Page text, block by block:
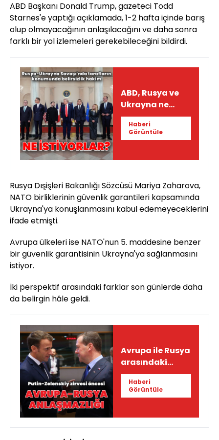
ABD Başkanı Donald Trump, gazeteci Todd
Starnes'e yaptığı açıklamada, 1-2 hafta içinde barış
olup olmayacağının anlaşılacağını ve daha sonra
farklı bir yol izlemeleri gerekebileceğini bildirdi.
ABD, Rusya ve
Ukrayna ne
istiyor?
Haberi
Görüntüle
Rusya Dışişleri Bakanlığı Sözcüsü Mariya Zaharova,
NATO birliklerinin güvenlik garantileri kapsamında
Ukrayna'ya konuşlanmasını kabul edemeyeceklerini
ifade etmişti.
Avrupa ülkeleri ise NATO'nun 5. maddesine benzer
bir güvenlik garantisinin Ukrayna'ya sağlanmasını
istiyor.
İki perspektif arasındaki farklar son günlerde daha
da belirgin hâle geldi.
Avrupa ile Rusya
arasındaki
ayrılık
belirginleşiyor
Haberi
Görüntüle